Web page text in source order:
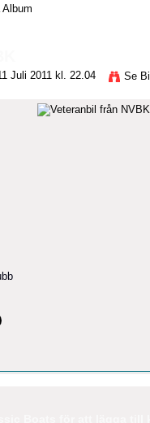
Album
Juli 2011 kl. 22.04 Se